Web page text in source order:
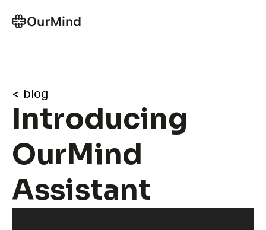
< blog
Introducing
OurMind
Assistant